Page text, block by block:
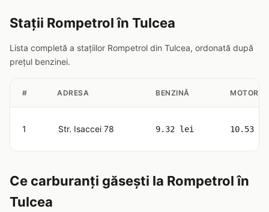
Stații Rompetrol în Tulcea
Lista completă a stațiilor Rompetrol din Tulcea, ordonată după
prețul benzinei.
# ADRESA BENZINĂ
1 Str. Isaccei 78 9.32 lei 10.53
Ce carburanți găsești la Rompetrol în
Tulcea